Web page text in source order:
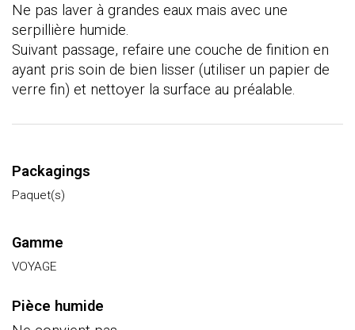
Ne pas laver à grandes eaux mais avec une
serpillière humide.
Suivant passage, refaire une couche de finition en
ayant pris soin de bien lisser (utiliser un papier de
verre fin) et nettoyer la surface au préalable.
Packagings
Paquet(s)
Gamme
VOYAGE
Pièce humide